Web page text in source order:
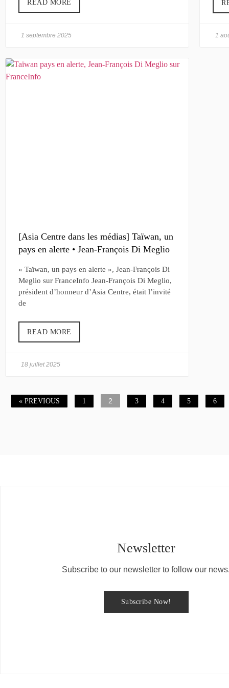
READ MORE
1 septembre 2025 1
[Asia Centre dans les médias] Taïwan, un
pays en alerte • Jean-François Di Meglio
« Taïwan, un pays en alerte », Jean-François Di
Meglio sur FranceInfo Jean-François Di Meglio,
président d’honneur d’Asia Centre, était l’invité
de
READ MORE
18 juillet 2025
« PREVIOUS 1 2 3 4 5 6
Newsletter
Subscribe to our newsletter to follow our news.
Subscribe Now!